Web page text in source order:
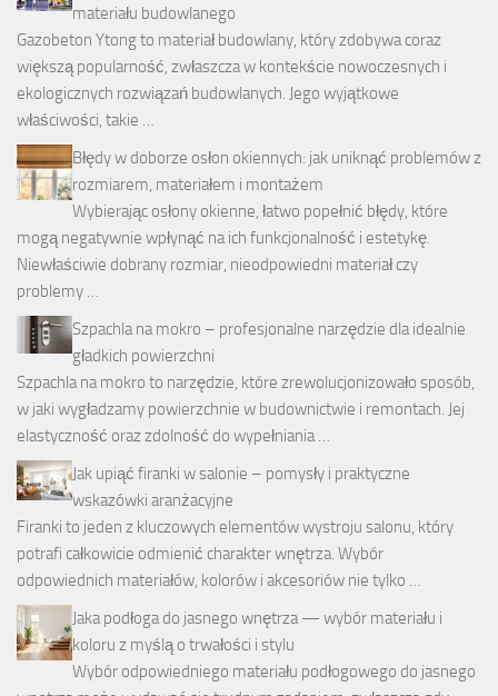
materiału budowlanego
Gazobeton Ytong to materiał budowlany, który zdobywa coraz
większą popularność, zwłaszcza w kontekście nowoczesnych i
ekologicznych rozwiązań budowlanych. Jego wyjątkowe
właściwości, takie …
Błędy w doborze osłon okiennych: jak uniknąć problemów z
rozmiarem, materiałem i montażem
Wybierając osłony okienne, łatwo popełnić błędy, które
mogą negatywnie wpłynąć na ich funkcjonalność i estetykę.
Niewłaściwie dobrany rozmiar, nieodpowiedni materiał czy
problemy …
Szpachla na mokro – profesjonalne narzędzie dla idealnie
gładkich powierzchni
Szpachla na mokro to narzędzie, które zrewolucjonizowało sposób,
w jaki wygładzamy powierzchnie w budownictwie i remontach. Jej
elastyczność oraz zdolność do wypełniania …
Jak upiąć firanki w salonie – pomysły i praktyczne
wskazówki aranżacyjne
Firanki to jeden z kluczowych elementów wystroju salonu, który
potrafi całkowicie odmienić charakter wnętrza. Wybór
odpowiednich materiałów, kolorów i akcesoriów nie tylko …
Jaka podłoga do jasnego wnętrza — wybór materiału i
koloru z myślą o trwałości i stylu
Wybór odpowiedniego materiału podłogowego do jasnego